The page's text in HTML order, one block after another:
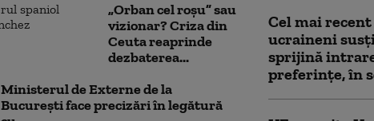
„Orban cel roșu” sau
vizionar? Criza din
Ceuta reaprinde
dezbaterea...
Ministerul de Externe de la
București face precizări în legătură
Cel mai
ucraineni
sprijină
preferințe, în